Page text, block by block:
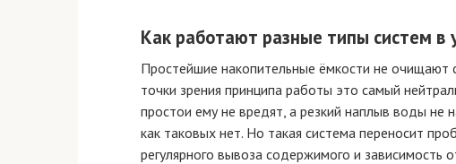
Как работают разные типы систем в
Простейшие накопительные ёмкости не очищают
точки зрения принципа работы это самый
простои ему не вредят, а резкий наплыв воды не
как таковых нет. Но такая система переносит
регулярного вывоза содержимого и зависимость